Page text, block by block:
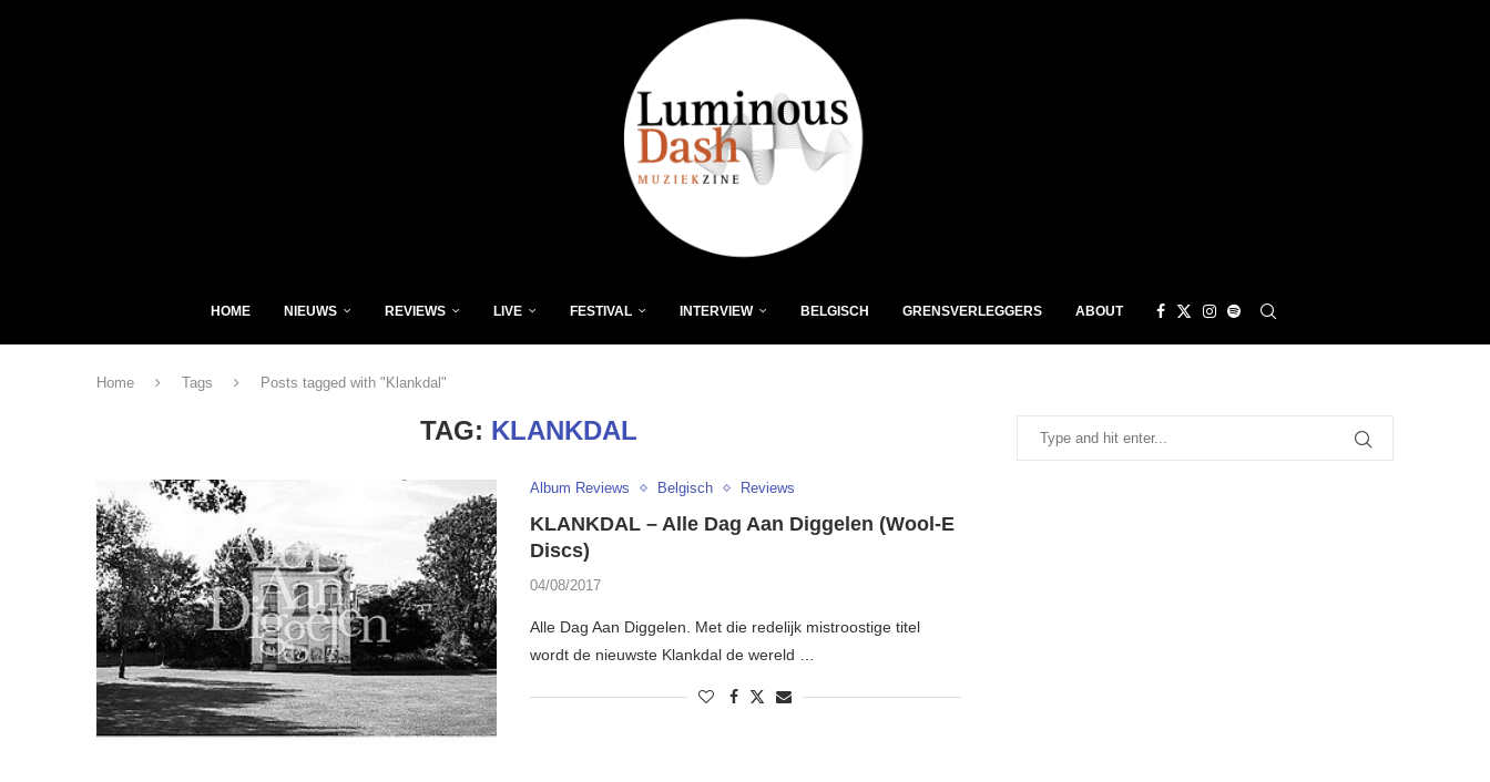
HOME NIEUWS REVIEWS LIVE FESTIVAL INTERVIEW BELGISCH GRENSVERLEGGERS ABOUT
Home Tags Posts tagged with "Klankdal"
TAG: KLANKDAL
Album Reviews Belgisch Reviews
KLANKDAL – Alle Dag Aan Diggelen (Wool-E
Discs)
04/08/2017
Alle Dag Aan Diggelen. Met die redelijk mistroostige titel
wordt de nieuwste Klankdal de wereld …